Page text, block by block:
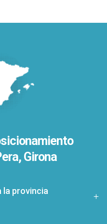
Girona
la provincia